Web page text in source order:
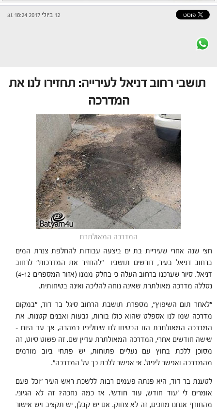
12 ביולי 2017 at 18:24
תושבי רחוב דניאל לעירייה: תחזירו לנו את
המדרכה
המדרכה המאולתרת
חצי שנה אחרי שעיריית בת ים ביצעה עבודות להחלפת צנרת המים
ברחוב דניאל בעיר, דורשים תושביו "להחזיר את המדרכות" לרחוב
דניאל. סיור שערכנו ברחוב העלה כי בחלק ממנו (אזור המספרים 4-12)
נסללה מדרכה מאולתרת שאינה נוחה להליכה ואינה בטיחותית.
"לאחר תום השיפוץ", מספרת תושבת הרחוב סיגל בר דוד, "במקום
מדרכה שמו לנו אספלט שהוא כולו בורות, גבעות ואבנים קטנות. את
המדרכה המאולתרת הזו הבטיחו לנו שיחליפו במהרה, אך עד היום –
שישה חודשים אחרי, המדרכה המאולתרת עדיין שם. זה פשוט סיוט, זה
מסוכן ללכת בחוץ עם נעליים פתוחות, יש פתחי ביוב מורמים
מהמדרכה ואפשר ליפול. אי אפשר ללכת כך על המדרכה".
לטענת בר דוד, היא פנתה פעמים רבות ללשכת ראש העיר "וכל פעם
אומרים לי 'עוד חודש, עוד חודש'. אז כמה נחכה? זה לא הגיוני.
מהחורף אנחנו מחכים, זה לא צחוק. אם יש קבלן, יש תקציב ויש אישור